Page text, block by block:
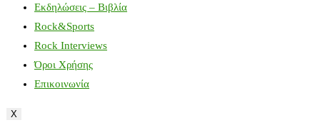
Εκδηλώσεις – Βιβλία
Rock&Sports
Rock Interviews
Όροι Χρήσης
Επικοινωνία
X